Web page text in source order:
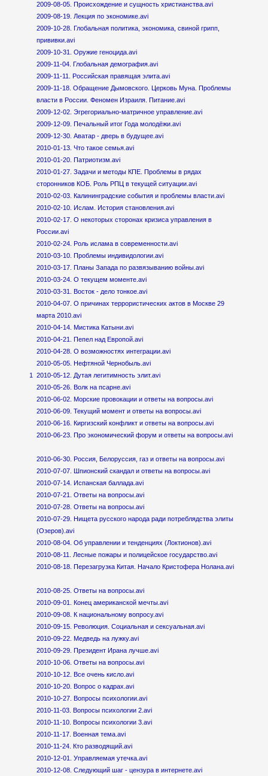
1
2009-08-05. Происхождение и сущность христианства.avi
2009-08-19. Лекция по экономике.avi
2009-10-28. Глобальная политика, экономика, свиной грипп,
прививки.avi
2009-10-31. Оружие геноцида.avi
2009-11-04. Глобальная демография.avi
2009-11-11. Российская правящая элита.avi
2009-11-18. Обращение Дымовского. Церковь Муна. Проблемы
власти в России. Феномен Израиля. Питание.avi
2009-12-02. Эгрегориально-матричное управление.avi
2009-12-09. Печальный итог Года молодёжи.avi
2009-12-30. Аватар - дверь в будущее.avi
2010-01-13. Что такое семья.avi
2010-01-20. Патриотизм.avi
2010-01-27. Задачи и методы КПЕ. Проблемы в рядах
сторонников КОБ. Роль РПЦ в текущей ситуации.avi
2010-02-03. Калининградские события и проблемы власти.avi
2010-02-10. Ислам. История становления.avi
2010-02-17. О некоторых сторонах кризиса управления в
России.avi
2010-02-24. Роль ислама в современности.avi
2010-03-10. Проблемы индивидологии.avi
2010-03-17. Планы Запада по развязыванию войны.avi
2010-03-24. О текущем моменте.avi
2010-03-31. Восток - дело тонкое.avi
2010-04-07. О причинах террористических актов в Москве 29
марта 2010.avi
2010-04-14. Мистика Катыни.avi
2010-04-21. Пепел над Европой.avi
2010-04-28. О возможностях интеграции.avi
2010-05-05. Нефтяной Чернобыль.avi
2010-05-12. Дутая легитимность элит.avi
2010-05-26. Волк на псарне.avi
2010-06-02. Морские провокации и ответы на вопросы.avi
2010-06-09. Текущий момент и ответы на вопросы.avi
2010-06-16. Киргизский конфликт и ответы на вопросы.avi
2010-06-23. Про экономический форум и ответы на вопросы.avi
2010-06-30. Россия, Белоруссия, газ и ответы на вопросы.avi
2010-07-07. Шпионский скандал и ответы на вопросы.avi
2010-07-14. Испанская баллада.avi
2010-07-21. Ответы на вопросы.avi
2010-07-28. Ответы на вопросы.avi
2010-07-29. Нищета русского народа ради потреблядства элиты
(Озеров).avi
2010-08-04. Об управлении и тенденциях (Локтионов).avi
2010-08-11. Лесные пожары и полицейское государство.avi
2010-08-18. Перезагрузка Китая. Начало Кристофера Нолана.avi
2010-08-25. Ответы на вопросы.avi
2010-09-01. Конец американской мечты.avi
2010-09-08. К национальному вопросу.avi
2010-09-15. Революция. Социальная и сексуальная.avi
2010-09-22. Медведь на лужку.avi
2010-09-29. Президент Ирана лучше.avi
2010-10-06. Ответы на вопросы.avi
2010-10-12. Все очень кисло.avi
2010-10-20. Вопрос о кадрах.avi
2010-10-27. Вопросы психологии.avi
2010-11-03. Вопросы психологии 2.avi
2010-11-10. Вопросы психологии 3.avi
2010-11-17. Военная тема.avi
2010-11-24. Кто разводящий.avi
2010-12-01. Управляемая утечка.avi
2010-12-08. Следующий шаг - цензура в интернете.avi